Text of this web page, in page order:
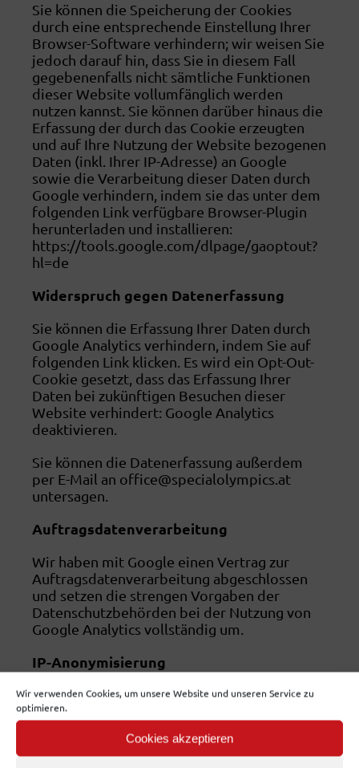
Wir verwenden Cookies, um unsere Website und unseren Service zu
optimieren.
Cookies akzeptieren
Sie können die Speicherung der Cookies
durch eine entsprechende Einstellung Ihrer
Browser-Software verhindern; wir weisen Sie
jedoch darauf hin, dass Sie in diesem Fall
gegebenenfalls nicht sämtliche Funktionen
dieser Website vollumfänglich werden
nutzen kannst. Sie können darüber hinaus die
Erfassung der durch das Cookie erzeugten
und auf Ihre Nutzung der Website bezogenen
Daten (inkl. Ihrer IP-Adresse) an Google
sowie die Verarbeitung dieser Daten durch
Google verhindern, indem sie das unter dem
folgenden Link verfügbare Browser-Plugin
herunterladen und installieren:
https://tools.google.com/dlpage/gaoptout?
hl=de
Widerspruch gegen Datenerfassung
Sie können die Erfassung Ihrer Daten durch
Google Analytics verhindern, indem Sie auf
folgenden Link klicken. Es wird ein Opt-Out-
Cookie gesetzt, dass das Erfassung Ihrer
Daten bei zukünftigen Besuchen dieser
Website verhindert: Google Analytics
deaktivieren.
Sie können die Datenerfassung außerdem
per E-Mail an office@specialolympics.at
untersagen.
Auftragsdatenverarbeitung
Wir haben mit Google einen Vertrag zur
Auftragsdatenverarbeitung abgeschlossen
und setzen die strengen Vorgaben der
Datenschutzbehörden bei der Nutzung von
Google Analytics vollständig um.
IP-Anonymisierung
Wir nutzen die Funktion „Aktivierung der IP-
Anonymisierung“ auf dieser Webseite.
jedoch innerhalb von Mitgliedstaaten der
Europäischen Union oder in anderen